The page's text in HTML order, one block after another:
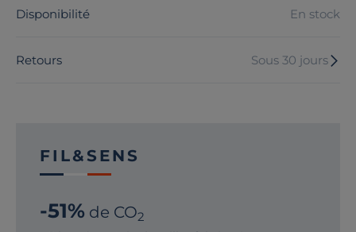
Disponibilité En stock
Retours Sous 30 jours
FIL&SENS
-51% de CO2